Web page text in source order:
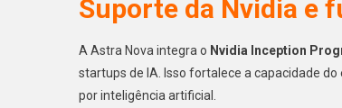
Suporte da Nvidia e
A Astra Nova integra o Nvidia Inception
startups de IA. Isso fortalece a capacidade
por inteligência artificial.